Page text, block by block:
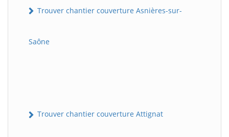
Trouver chantier couverture Asnières-sur-
Saône
Trouver chantier couverture Attignat